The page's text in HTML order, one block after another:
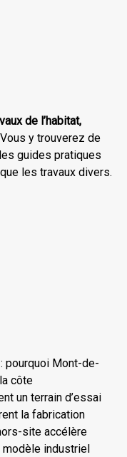
de l’habitat,
y trouverez de
guides pratiques
les travaux divers.
pourquoi Mont-de-
côte
un terrain d’essai
la fabrication
site accélère
modèle industriel